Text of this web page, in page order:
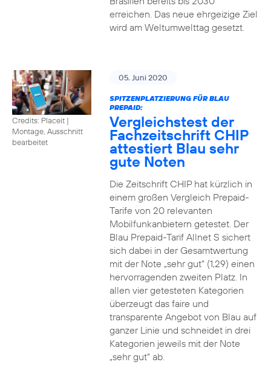
erreichen. Das neue ehrgeizige Ziel
wird am Weltumwelttag gesetzt.
Credits: Placeit |
Montage, Ausschnitt
bearbeitet
05. Juni 2020
SPITZENPLATZIERUNG FÜR BLAU
PREPAID:
Vergleichstest der
Fachzeitschrift CHIP
attestiert Blau sehr
gute Noten
Die Zeitschrift CHIP hat kürzlich in
einem großen Vergleich Prepaid-
Tarife von 20 relevanten
Mobilfunkanbietern getestet. Der
Blau Prepaid-Tarif Allnet S sichert
sich dabei in der Gesamtwertung
mit der Note „sehr gut“ (1,29) einen
hervorragenden zweiten Platz. In
allen vier getesteten Kategorien
überzeugt das faire und
transparente Angebot von Blau auf
ganzer Linie und schneidet in drei
Kategorien jeweils mit der Note
„sehr gut“ ab.